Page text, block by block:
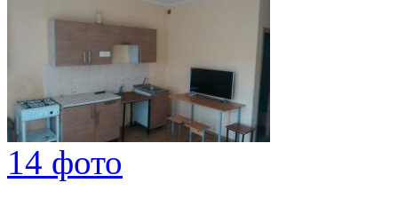
14 фото